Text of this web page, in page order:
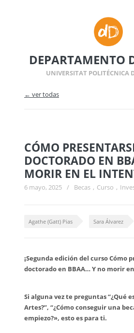
DEPARTAMENTO
UNIVERSITAT POLITÉCNICA
← ver todas
CÓMO
DOCTORADO EN
MORIR EN EL
6 mayo, 2025 / Becas , Curso ,
Agathe (Gatt) Pias Sara Álvarez
¡Segunda edición del curso Cómo
doctorado en BBAA… Y no morir
Si alguna vez te preguntas “¿Qué
Artes?”, “¿Cómo conseguir una
empiezo?», esto es para ti.